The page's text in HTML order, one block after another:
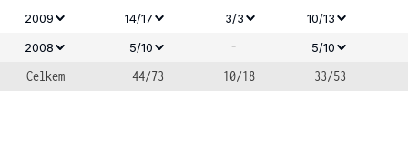
2009 14/17 3/3
10/13
2008
5/10 - 5/10
Celkem 44/73 10/18 33/53